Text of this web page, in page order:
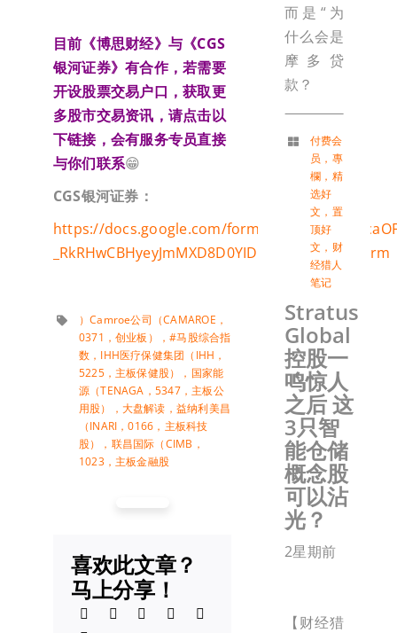
目前《博思财经》与《CGS
银河证券》有合作，若需要
开设股票交易户口，获取更
多股市交易资讯，请点击以
下链接，会有服务专员直接
与你们联系😁
CGS银河证券：
https://docs.google.com/forms/d/e/
_RkRHwCBHyeyJmMXD8D0YIDDhhoA7g/viewform
）Camroe公司（CAMAROE，
0371，创业板）
，#马股综合指
数 ， IHH医疗保健集团（IHH，
5225，主板保健股）
， 国家能
源（TENAGA，5347，主板公
用股）
， 大盘解读 ， 益纳利美昌
（INARI，0166，主板科技
股）
， 联昌国际（CIMB，
1023，主板金融股
喜欢此文章？
马上分享！
而是“为
什么会是
摩多贷
款？
付费会
员 ， 專
欄 ， 精
选好
文 ， 置
顶好
文 ， 财
经猎人
笔记
Stratus
Global
控股一
鸣惊人
之后 这
3只智
能仓储
概念股
可以沾
光？
2星期前
【财经猎